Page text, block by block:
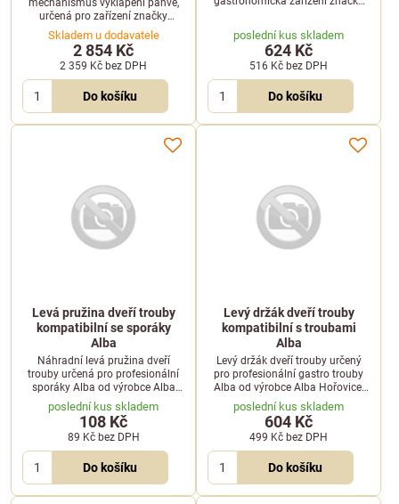
určená pro zařízení značky
Zanussi.
Skladem u dodavatele
2 854 Kč
2 359 Kč bez DPH
Do košíku
poslední kus skladem
624 Kč
516 Kč bez DPH
Do košíku
Levá pružina dveří trouby
kompatibilní se sporáky
Alba
Náhradní levá pružina dveří
trouby určená pro profesionální
sporáky Alba od výrobce Alba
Hořovice. Zajišťuje správný tah a
bezpečné dovírání dveří.
poslední kus skladem
108 Kč
89 Kč bez DPH
Do košíku
Levý držák dveří trouby
kompatibilní s troubami
Alba
Levý držák dveří trouby určený
pro profesionální gastro trouby
Alba od výrobce Alba Hořovice.
Zajišťuje pevné a stabilní
uchycení dveří.
poslední kus skladem
604 Kč
499 Kč bez DPH
Do košíku